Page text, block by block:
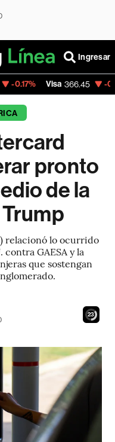
Ingresar
366.45 -0.57%
pronto
de la
relacionó lo ocurrido
contra GAESA y la
que sostengan
22